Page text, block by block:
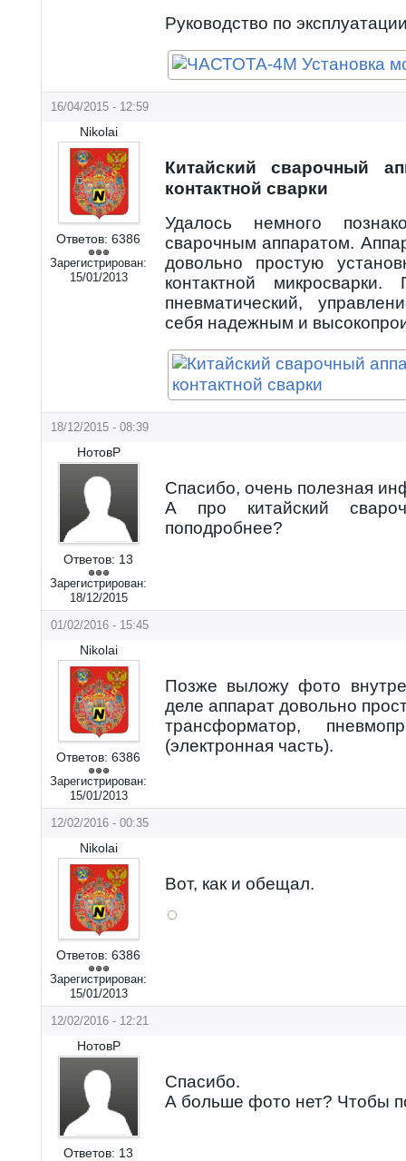
Руководство по
16/04/2015 - 12:59
Nikolai
Ответов: 6386
Зарегистрирован:
15/01/2013
Китайский сварочный
контактной сварки
Удалось немного
сварочным аппаратом.
довольно простую
контактной
пневматический,
себя надежным и
18/12/2015 - 08:39
НотовР
Ответов: 13
Зарегистрирован:
18/12/2015
Спасибо, очень полезная
А про китайский
поподробнее?
01/02/2016 - 15:45
Nikolai
Ответов: 6386
Зарегистрирован:
15/01/2013
Позже выложу фото
деле аппарат довольно
трансформатор,
(электронная часть).
12/02/2016 - 00:35
Nikolai
Ответов: 6386
Зарегистрирован:
15/01/2013
Вот, как и обещал.
12/02/2016 - 12:21
НотовР
Ответов: 13
Спасибо.
А больше фото нет? Чтобы